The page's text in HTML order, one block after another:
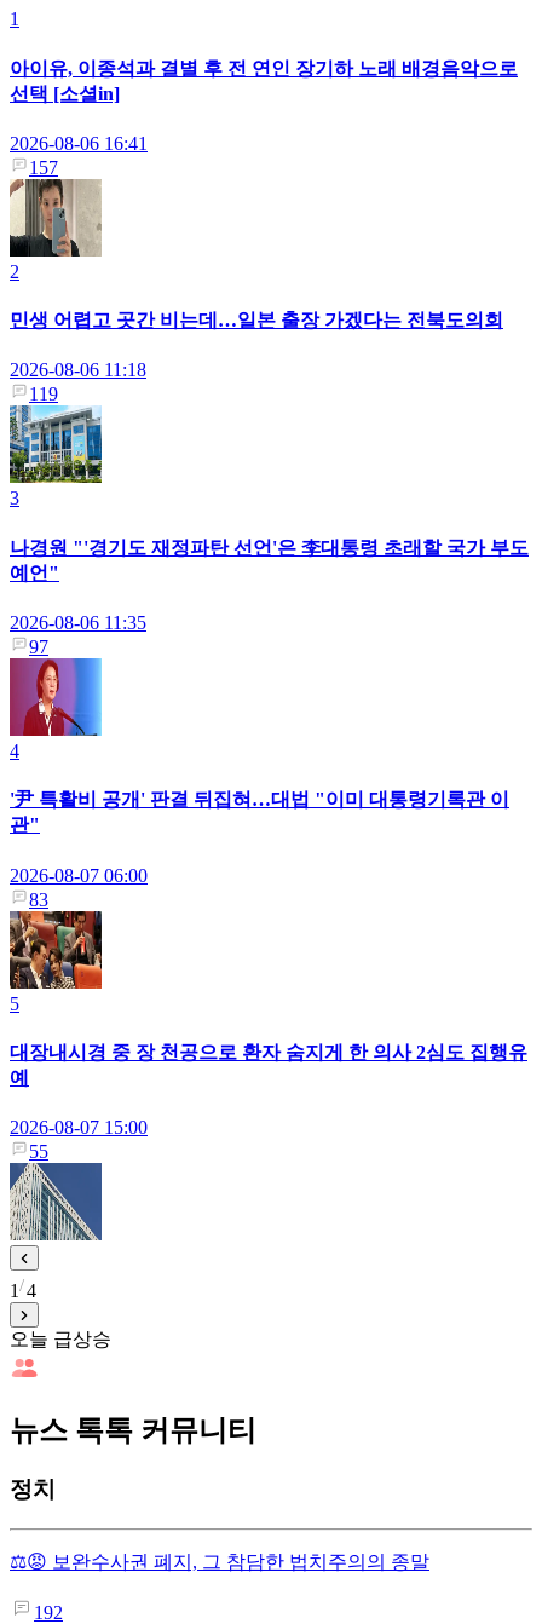
1
아이유, 이종석과 결별 후 전 연인 장기하 노래 배경음악으로
선택 [소셜in]
2026-08-06 16:41
157
2
민생 어렵고 곳간 비는데…일본 출장 가겠다는 전북도의회
2026-08-06 11:18
119
3
나경원 "'경기도 재정파탄 선언'은 李대통령 초래할 국가 부도
예언"
2026-08-06 11:35
97
4
'尹 특활비 공개' 판결 뒤집혀…대법 "이미 대통령기록관 이
관"
2026-08-07 06:00
83
5
대장내시경 중 장 천공으로 환자 숨지게 한 의사 2심도 집행유
예
2026-08-07 15:00
55
1 4
오늘 급상승
뉴스 톡톡 커뮤니티
정치
⚖️😡 보완수사권 폐지, 그 참담한 법치주의의 종말
192